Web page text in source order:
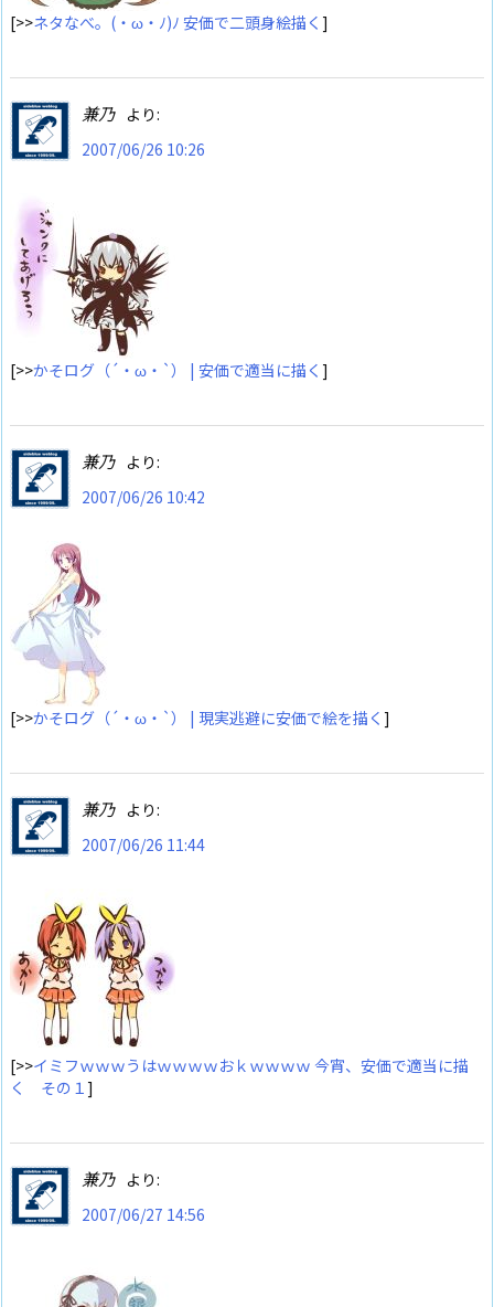
[>>ネタなべ。(・ω・ﾉ)ﾉ 安価で二頭身絵描く ]
兼乃 より:
2007/06/26 10:26
[>>かそログ（´・ω・`） | 安価で適当に描く ]
兼乃 より:
2007/06/26 10:42
[>>かそログ（´・ω・`） | 現実逃避に安価で絵を描く ]
兼乃 より:
2007/06/26 11:44
[>>イミフｗｗｗうはｗｗｗｗおｋｗｗｗｗ 今宵、安価で適当に描
く その１ ]
兼乃 より:
2007/06/27 14:56